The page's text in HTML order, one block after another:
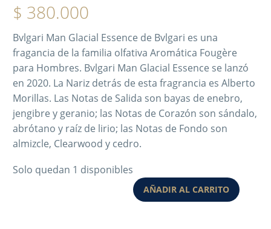
$ 380.000
Bvlgari Man Glacial Essence de Bvlgari es una
fragancia de la familia olfativa Aromática Fougère
para Hombres. Bvlgari Man Glacial Essence se lanzó
en 2020. La Nariz detrás de esta fragrancia es Alberto
Morillas. Las Notas de Salida son bayas de enebro,
jengibre y geranio; las Notas de Corazón son sándalo,
abrótano y raíz de lirio; las Notas de Fondo son
almizcle, Clearwood y cedro.
Solo quedan 1 disponibles
AÑADIR AL CARRITO